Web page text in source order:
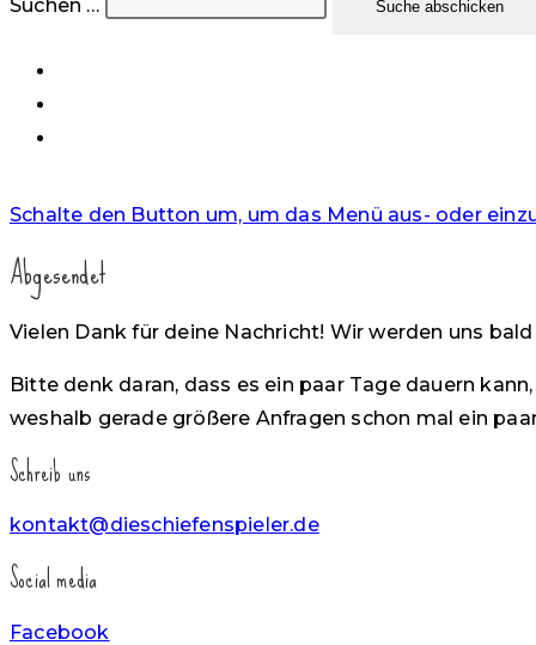
Suchen … Suche abschicken
Schalte den Button um, um das Menü aus- oder
Abgesendet
Vielen Dank für deine Nachricht! Wir werden uns
Bitte denk daran, dass es ein paar Tage dauern
weshalb gerade größere Anfragen schon mal ein
Schreib uns
kontakt@dieschiefenspieler.de
Social media
Facebook